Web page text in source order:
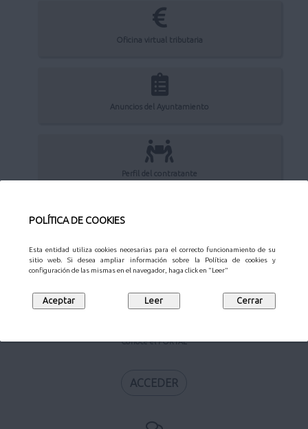
POLÍTICA DE COOKIES
Esta entidad utiliza cookies necesarias para el correcto funcionamiento de su
sitio web. Si desea ampliar información sobre la Política de cookies y
configuración de las mismas en el navegador, haga click en "Leer"
Oficina virtual tributaria
Anuncios del Ayuntamiento
Perfil del contratante
Conoce el PORTAL
ACCEDER